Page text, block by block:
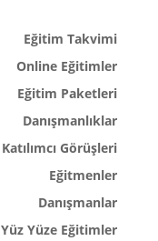
Eğitim Takvimi
Online Eğitimler
Eğitim Paketleri
Danışmanlıklar
Katılımcı Görüşleri
Eğitmenler
Danışmanlar
Yüz Yüze Eğitimler